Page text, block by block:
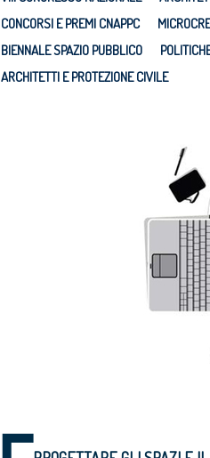
CONCORSI E PREMI CNAPPC
BIENNALE SPAZIO PUBBLICO
ARCHITETTI E PROTEZIONE CIVILE